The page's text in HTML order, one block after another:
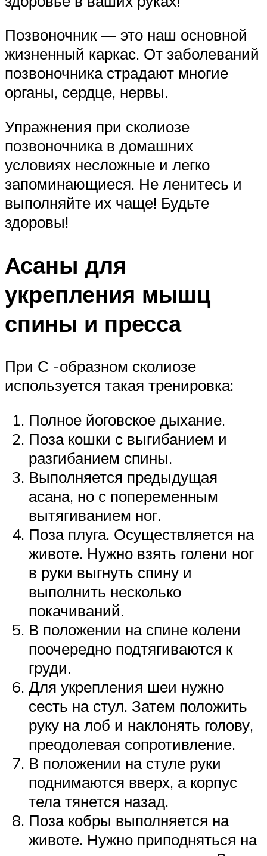
Позвоночник — это наш основной
жизненный каркас. От заболеваний
позвоночника страдают многие
органы, сердце, нервы.
Упражнения при сколиозе
позвоночника в домашних
условиях несложные и легко
запоминающиеся. Не ленитесь и
выполняйте их чаще! Будьте
здоровы!
Асаны для
укрепления мышц
спины и пресса
При С -образном сколиозе
используется такая тренировка:
Полное йоговское дыхание.
Поза кошки с выгибанием и
разгибанием спины.
Выполняется предыдущая
асана, но с попеременным
вытягиванием ног.
Поза плуга. Осуществляется на
животе. Нужно взять голени ног
в руки выгнуть спину и
выполнить несколько
покачиваний.
В положении на спине колени
поочередно подтягиваются к
груди.
Для укрепления шеи нужно
сесть на стул. Затем положить
руку на лоб и наклонять голову,
преодолевая сопротивление.
В положении на стуле руки
поднимаются вверх, а корпус
тела тянется назад.
Поза кобры выполняется на
животе. Нужно приподняться на